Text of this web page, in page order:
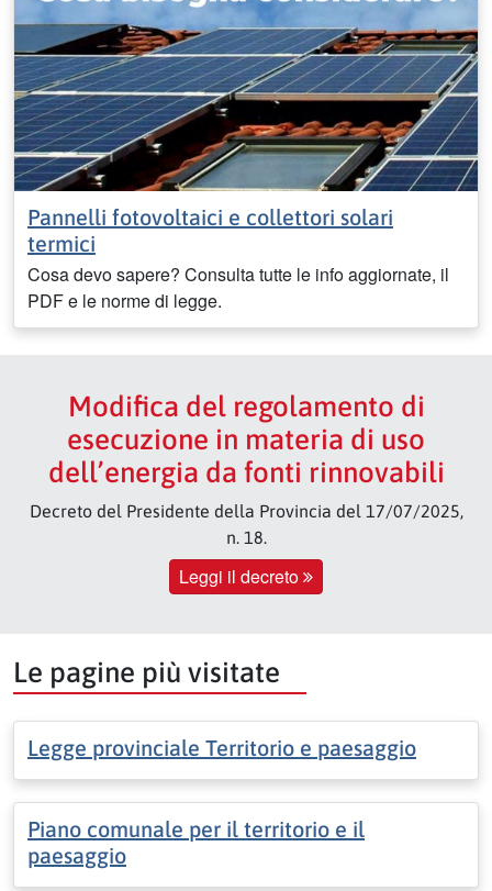
Pannelli fotovoltaici e collettori solari
termici
Cosa devo sapere? Consulta tutte le info aggiornate, il
PDF e le norme di legge.
Modifica del regolamento di
esecuzione in materia di uso
dell’energia da fonti rinnovabili
Decreto del Presidente della Provincia del 17/07/2025,
n. 18.
Leggi il decreto
Le pagine più visitate
Legge provinciale Territorio e paesaggio
Piano comunale per il territorio e il
paesaggio